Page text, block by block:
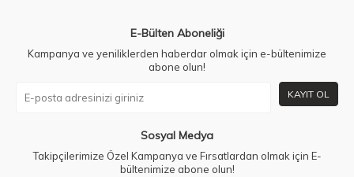
E-Bülten Aboneliği
Kampanya ve yeniliklerden haberdar olmak için e-bültenimize
abone olun!
KAYIT OL
Sosyal Medya
Takipçilerimize Özel Kampanya ve Fırsatlardan olmak için E-
bültenimize abone olun!